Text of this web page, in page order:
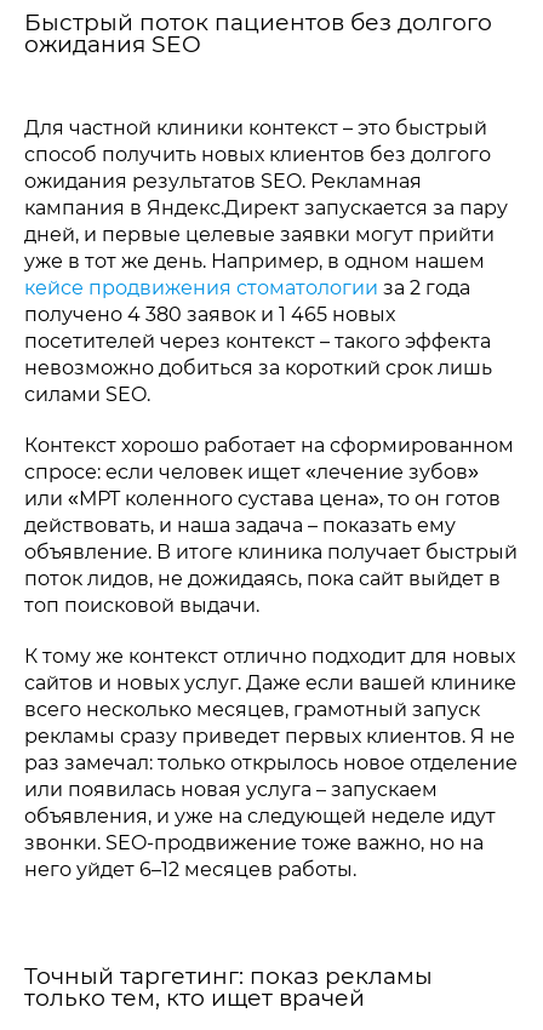
Быстрый поток пациентов без долгого
ожидания SEO
Для частной клиники контекст – это быстрый
способ получить новых клиентов без долгого
ожидания результатов SEO. Рекламная
кампания в Яндекс.Директ запускается за пару
дней, и первые целевые заявки могут прийти
уже в тот же день. Например, в одном нашем
кейсе продвижения стоматологии за 2 года
получено 4 380 заявок и 1 465 новых
посетителей через контекст – такого эффекта
невозможно добиться за короткий срок лишь
силами SEO.
Контекст хорошо работает на сформированном
спросе: если человек ищет «лечение зубов»
или «МРТ коленного сустава цена», то он готов
действовать, и наша задача – показать ему
объявление. В итоге клиника получает быстрый
поток лидов, не дожидаясь, пока сайт выйдет в
топ поисковой выдачи.
К тому же контекст отлично подходит для новых
сайтов и новых услуг. Даже если вашей клинике
всего несколько месяцев, грамотный запуск
рекламы сразу приведет первых клиентов. Я не
раз замечал: только открылось новое отделение
или появилась новая услуга – запускаем
объявления, и уже на следующей неделе идут
звонки. SEO-продвижение тоже важно, но на
него уйдет 6–12 месяцев работы.
Точный таргетинг: показ рекламы
только тем, кто ищет врачей